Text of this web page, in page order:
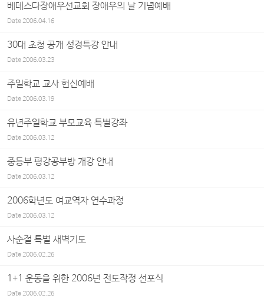
베데스다장애우선교회 장애우의 날 기념예배
Date2006.04.16
30대 초청 공개 성경특강 안내
Date2006.03.23
주일학교 교사 헌신예배
Date2006.03.19
유년주일학교 부모교육 특별강좌
Date2006.03.12
중등부 평강공부방 개강 안내
Date2006.03.12
2006학년도 여교역자 연수과정
Date2006.03.12
사순절 특별 새벽기도
Date2006.02.26
1+1 운동을 위한 2006년 전도작정 선포식
Date2006.02.26